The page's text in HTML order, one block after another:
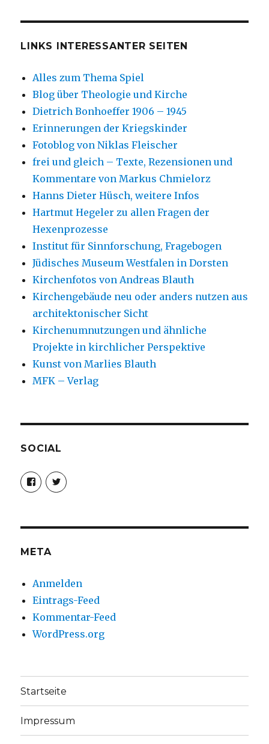
LINKS INTERESSANTER SEITEN
Alles zum Thema Spiel
Blog über Theologie und Kirche
Dietrich Bonhoeffer 1906 – 1945
Erinnerungen der Kriegskinder
Fotoblog von Niklas Fleischer
frei und gleich – Texte, Rezensionen und
Kommentare von Markus Chmielorz
Hanns Dieter Hüsch, weitere Infos
Hartmut Hegeler zu allen Fragen der
Hexenprozesse
Institut für Sinnforschung, Fragebogen
Jüdisches Museum Westfalen in Dorsten
Kirchenfotos von Andreas Blauth
Kirchengebäude neu oder anders nutzen aus
architektonischer Sicht
Kirchenumnutzungen und ähnliche
Projekte in kirchlicher Perspektive
Kunst von Marlies Blauth
MFK – Verlag
SOCIAL
Profil
von
christoph.fleischer1
anzeigen
Profil
von
anzeigen
META
Anmelden
Eintrags-Feed
Kommentar-Feed
WordPress.org
Startseite
Impressum